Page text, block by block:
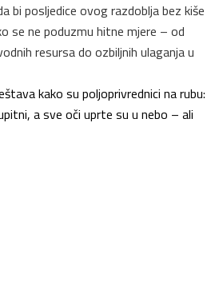
bi posljedice ovog razdoblja bez kiše
se ne poduzmu hitne mjere – od
resursa do ozbiljnih ulaganja u
kako su poljoprivrednici na rubu:
a sve oči uprte su u nebo – ali